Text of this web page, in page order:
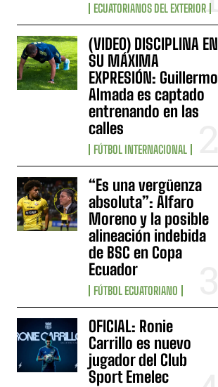
ECUATORIANOS DEL EXTERIOR
(VIDEO) DISCIPLINA EN
SU MÁXIMA
EXPRESIÓN: Guillermo
Almada es captado
entrenando en las
calles
FÚTBOL INTERNACIONAL
“Es una vergüenza
absoluta”: Alfaro
Moreno y la posible
alineación indebida
de BSC en Copa
Ecuador
FÚTBOL ECUATORIANO
OFICIAL: Ronie
Carrillo es nuevo
jugador del Club
Sport Emelec